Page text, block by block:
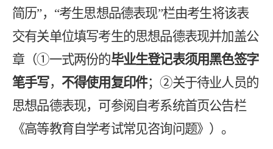
简历”，“考生思想品德表现”栏由考生将该表
交有关单位填写考生的思想品德表现并加盖公
章 （①一式两份的毕业生登记表须用黑色签字
笔手写， 不得使用复印件；②关于待业人员的
思想品德表现，可参阅自考系统首页公告栏
《高等教育自学考试常见咨询问题》） 。